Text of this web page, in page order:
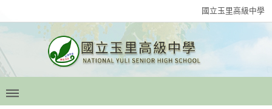
國立玉里高級中學